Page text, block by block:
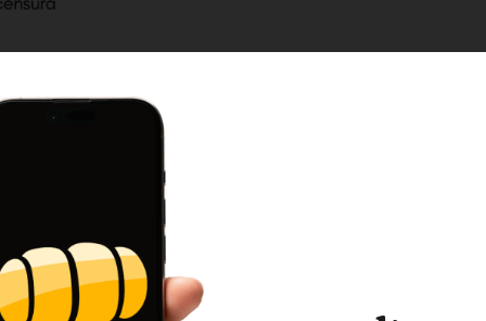
en La Guaira Nueva falla